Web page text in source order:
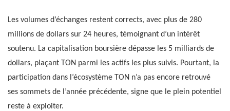
Les volumes d’échanges restent corrects, avec plus de 280
millions de dollars sur 24 heures, témoignant d’un intérêt
soutenu. La capitalisation boursière dépasse les 5 milliards de
dollars, plaçant TON parmi les actifs les plus suivis. Pourtant, la
participation dans l’écosystème TON n’a pas encore retrouvé
ses sommets de l’année précédente, signe que le plein potentiel
reste à exploiter.